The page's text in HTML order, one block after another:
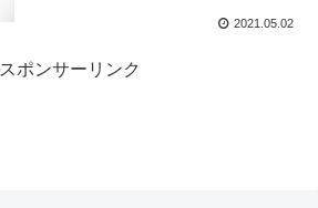
2021.05.02
スポンサーリンク